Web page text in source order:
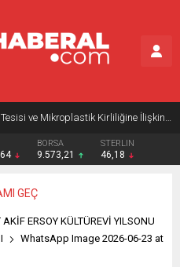
Seyhan Atıksu Arıtma Tesisi ve Mikroplastik Kirliliğine İlişkin Açıklama
BORSA
9.573,21
STERLIN
46,18
GEÇ
ERSOY KÜLTÜREVİ YILSONU
WhatsApp Image 2026-06-23 at